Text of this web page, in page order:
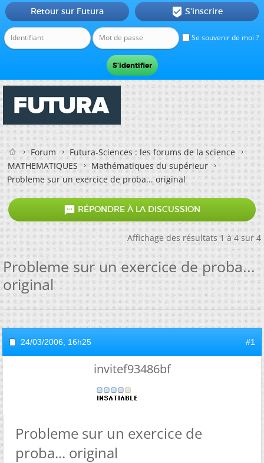
Se souvenir de moi ?
Retour sur Futura  S'inscrire
Forum
Futura-Sciences : les forums de la science
MATHEMATIQUES
Mathématiques du supérieur
Probleme sur un exercice de proba... original
 RÉPONDRE À LA DISCUSSION
Affichage des résultats 1 à 4 sur 4
Probleme sur un exercice de proba...
original
24/03/2006, 16h25 #1
invitef93486bf
Probleme sur un exercice de
proba... original